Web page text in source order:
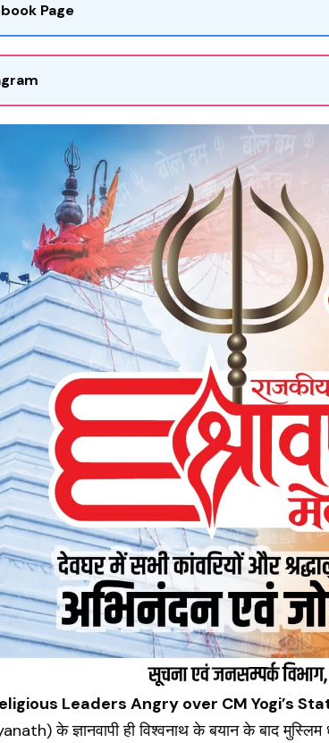
Page
Leaders Angry over CM Yogi’s
के ज्ञानवापी ही विश्वनाथ के बयान के बाद